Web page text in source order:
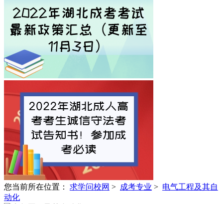
您当前所在位置： 求学问校网 > 成考专业 > 电气工程及其自
动化